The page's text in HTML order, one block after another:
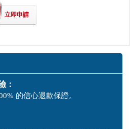
立即申請
：
的信心退款保證。